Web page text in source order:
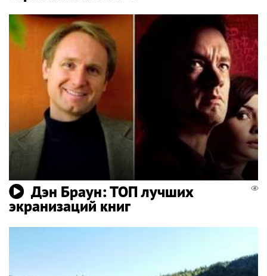
Дэн Браун: ТОП лучших
экранизаций книг